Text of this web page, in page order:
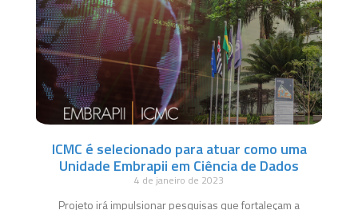
ICMC é selecionado para atuar como uma
Unidade Embrapii em Ciência de Dados
4 de janeiro de 2023
Projeto irá impulsionar pesquisas que fortaleçam a